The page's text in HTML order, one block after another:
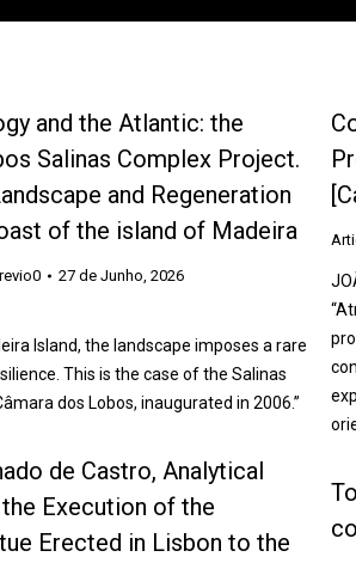
and the Atlantic: the
Salinas Complex Project.
and Regeneration
of the island of Madeira
27 de Junho, 2026
Island, the landscape imposes a rare
This is the case of the Salinas
dos Lobos, inaugurated in 2006.”
de Castro, Analytical
Execution of the
Erected in Lisbon to the